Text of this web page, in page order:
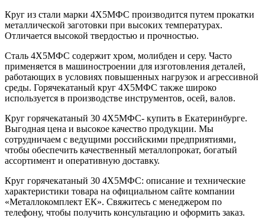
Круг из стали марки 4Х5МФС производится путем прокатки
металлической заготовки при высоких температурах.
Отличается высокой твердостью и прочностью.
Сталь 4Х5МФС содержит хром, молибден и серу. Часто
применяется в машиностроении для изготовления деталей,
работающих в условиях повышенных нагрузок и агрессивной
среды. Горячекатаный круг 4Х5МФС также широко
используется в производстве инструментов, осей, валов.
Круг горячекатаный 30 4Х5МФС- купить в Екатеринбурге.
Выгодная цена и высокое качество продукции. Мы
сотрудничаем с ведущими российскими предприятиями,
чтобы обеспечить качественный металлопрокат, богатый
ассортимент и оперативную доставку.
Круг горячекатаный 30 4Х5МФС: описание и технические
характеристики товара на официальном сайте компании
«Металлокомплект ЕК». Свяжитесь с менеджером по
телефону, чтобы получить консультацию и оформить заказ.